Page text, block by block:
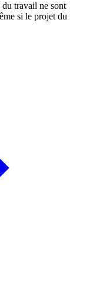
travail ne sont
si le projet du